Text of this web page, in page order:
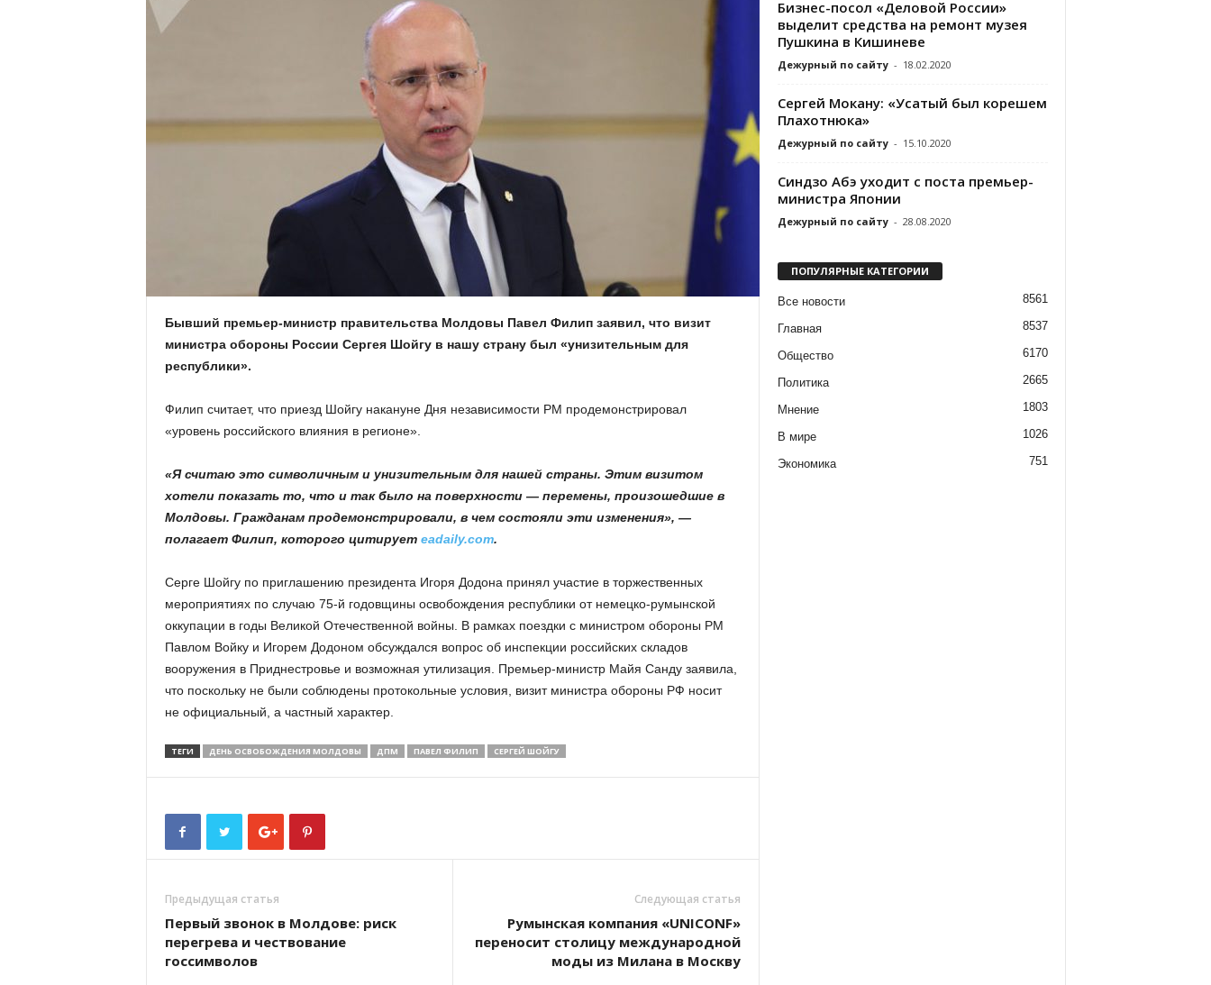
Бывший премьер-министр правительства Молдовы Павел Филип заявил, что визит
министра обороны России Сергея Шойгу в нашу страну был «унизительным для
республики».
Филип считает, что приезд Шойгу накануне Дня независимости РМ продемонстрировал
«уровень российского влияния в регионе».
«Я считаю это символичным и унизительным для нашей страны. Этим визитом
хотели показать то, что и так было на поверхности — перемены, произошедшие в
Молдовы. Гражданам продемонстрировали, в чем состояли эти изменения», —
полагает Филип, которого цитирует eadaily.com.
Серге Шойгу по приглашению президента Игоря Додона принял участие в торжественных
мероприятиях по случаю 75-й годовщины освобождения республики от немецко-румынской
оккупации в годы Великой Отечественной войны. В рамках поездки с министром обороны РМ
Павлом Войку и Игорем Додоном обсуждался вопрос об инспекции российских складов
вооружения в Приднестровье и возможная утилизация. Премьер-министр Майя Санду заявила,
что поскольку не были соблюдены протокольные условия, визит министра обороны РФ носит
не официальный, а частный характер.
ТЕГИ ДЕНЬ ОСВОБОЖДЕНИЯ МОЛДОВЫ ДПМ ПАВЕЛ ФИЛИП СЕРГЕЙ ШОЙГУ
Предыдущая статья
Первый звонок в Молдове: риск
перегрева и чествование
госсимволов
Следующая статья
Румынская компания «UNICONF»
переносит столицу международной
моды из Милана в Москву
Бизнес-посол «Деловой России»
выделит средства на ремонт музея
Пушкина в Кишиневе
Дежурный по сайту - 18.02.2020
Сергей Мокану: «Усатый был корешем
Плахотнюка»
Дежурный по сайту - 15.10.2020
Синдзо Абэ уходит с поста премьер-
министра Японии
Дежурный по сайту - 28.08.2020
ПОПУЛЯРНЫЕ КАТЕГОРИИ
Все новости 8561
Главная 8537
Общество 6170
Политика 2665
Мнение 1803
В мире 1026
Экономика 751